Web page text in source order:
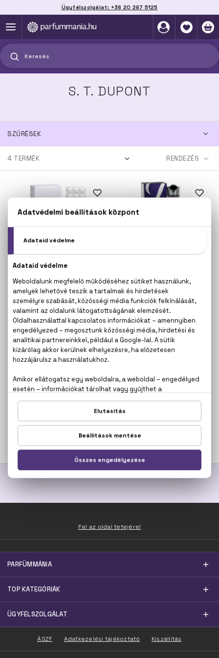
Ügyfélszolgálat: +36 20 267 5125
Keresés
S. T. DUPONT
SZŰRÉSEK
4 TERMÉK
S. T. DUPONT
Eau De Parfum
11.300 Ft -tól
Eau De Parfum
8.400 Ft -tól
Eau De Toilette
10.000 Ft -tól
Eau De Parfum
13.000 Ft -tól
Fel az oldal tetejére!
PARFÜMMÁNIA
TOP KATEGÓRIÁK
ÜGYFÉLSZOLGÁLAT
ÁSZF Adatkezelési tájékoztató Kiszállítás